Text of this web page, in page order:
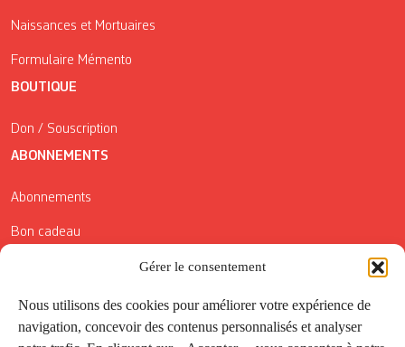
Gérer le consentement
Nous utilisons des cookies pour améliorer votre expérience de
navigation, concevoir des contenus personnalisés et analyser
Naissances et Mortuaires
Formulaire Mémento
BOUTIQUE
Don / Souscription
ABONNEMENTS
Abonnements
Bon cadeau
Conditions générales de vente
Réductions de la Carte Côté Courrier
Application